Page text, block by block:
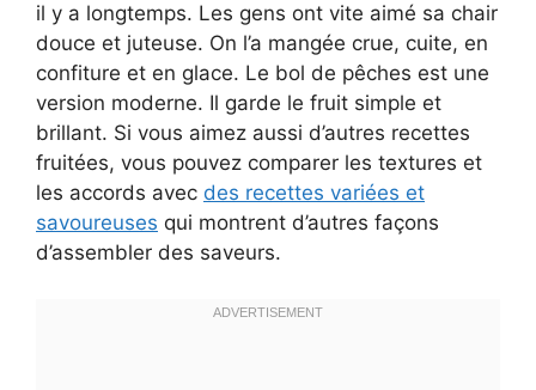
il y a longtemps. Les gens ont vite aimé sa chair
douce et juteuse. On l’a mangée crue, cuite, en
confiture et en glace. Le bol de pêches est une
version moderne. Il garde le fruit simple et
brillant. Si vous aimez aussi d’autres recettes
fruitées, vous pouvez comparer les textures et
les accords avec des recettes variées et
savoureuses qui montrent d’autres façons
d’assembler des saveurs.